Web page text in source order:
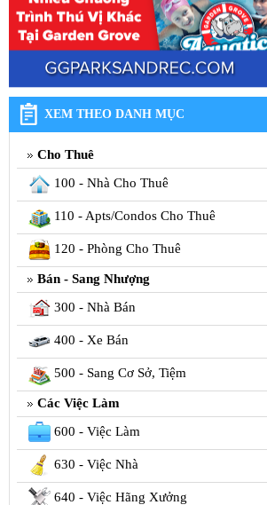
XEM THEO DANH MỤC
Cho Thuê
100 - Nhà Cho Thuê
110 - Apts/Condos Cho Thuê
120 - Phòng Cho Thuê
Bán - Sang Nhượng
300 - Nhà Bán
400 - Xe Bán
500 - Sang Cơ Sở, Tiệm
Các Việc Làm
600 - Việc Làm
630 - Việc Nhà
640 - Việc Hãng Xưởng